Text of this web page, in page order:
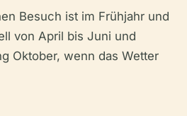
Besuch ist im Frühjahr und
von April bis Juni und
Oktober, wenn das Wetter